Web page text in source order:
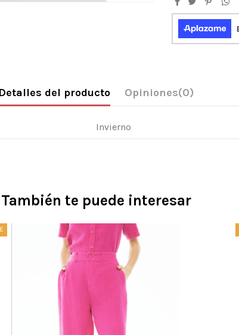
Detalles del producto Opiniones(0)
Invierno
También te puede interesar